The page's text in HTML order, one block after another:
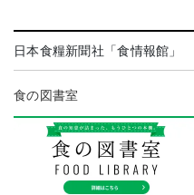
日本食糧新聞社「食情報館」
食の図書室